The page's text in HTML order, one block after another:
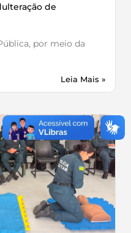
de
por meio da
Leia Mais »